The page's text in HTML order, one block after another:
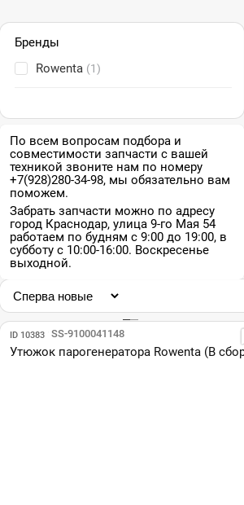
Бренды
Rowenta (1)
По всем вопросам подбора и
совместимости запчасти с вашей
техникой звоните нам по номеру
+7(928)280-34-98, мы обязательно вам
поможем.
Забрать запчасти можно по адресу
город Краснодар, улица 9-го Мая 54
работаем по будням с 9:00 до 19:00, в
субботу с 10:00-16:00. Воскресенье
выходной.
ID 10383
Парт №: SS-9100041148
Утюжок парогенератора Rowenta (В